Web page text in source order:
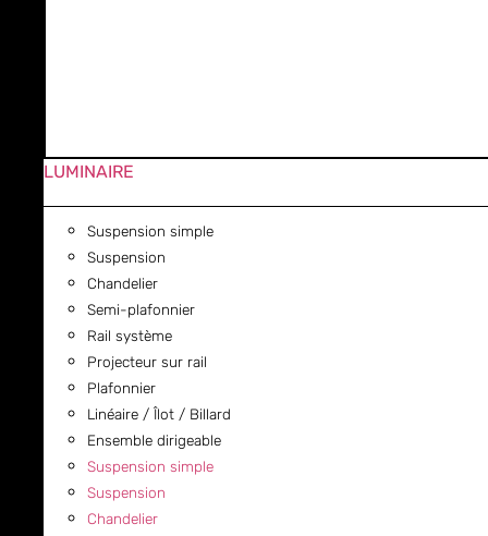
LUMINAIRE
Suspension simple
Suspension
Chandelier
Semi-plafonnier
Rail système
Projecteur sur rail
Plafonnier
Linéaire / Îlot / Billard
Ensemble dirigeable
Suspension simple
Suspension
Chandelier